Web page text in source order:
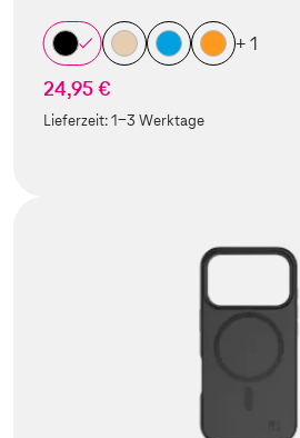
+ 1
24,95 €
Lieferzeit:1-3 Werktage